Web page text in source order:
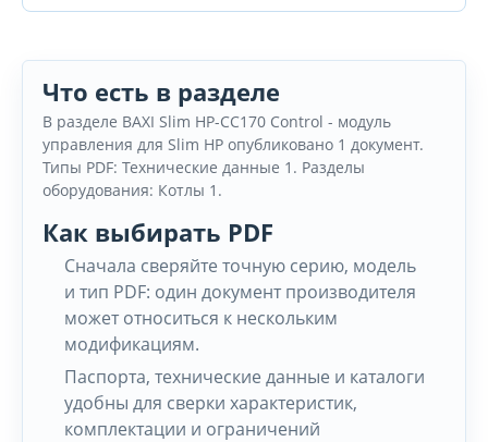
Что есть в разделе
В разделе BAXI Slim HP-CC170 Control - модуль
управления для Slim HP опубликовано 1 документ.
Типы PDF: Технические данные 1. Разделы
оборудования: Котлы 1.
Как выбирать PDF
Сначала сверяйте точную серию, модель
и тип PDF: один документ производителя
может относиться к нескольким
модификациям.
Паспорта, технические данные и каталоги
удобны для сверки характеристик,
комплектации и ограничений